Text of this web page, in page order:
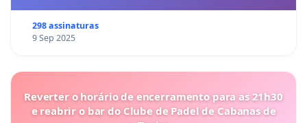
298 assinaturas
9 Sep 2025
Reverter o horário de encerramento para as 21h30
e reabrir o bar do Clube de Padel de Cabanas de